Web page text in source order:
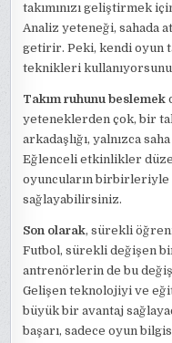
takımınızı geliştirmek
Analiz yeteneği, sahada
getirir. Peki, kendi oyun
teknikleri
Takım ruhunu beslemek
yeteneklerden çok, bir
arkadaşlığı, yalnızca
Eğlenceli etkinlikler
oyuncuların birbirleriyle
sağlayabilirsiniz.
Son olarak, sürekli
Futbol, sürekli değişen
antrenörlerin de bu
Gelişen teknolojiyi ve
büyük bir avantaj
başarı, sadece oyun